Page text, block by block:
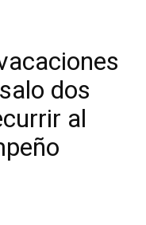
dos
al